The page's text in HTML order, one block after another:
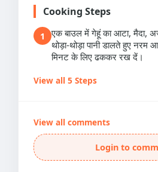
Cooking Steps
1
एक बाउल में गेहूं का आटा, मैदा,
थोड़ा-थोड़ा पानी डालते हुए
मिनट के लिए ढककर रख दें।
View all 5 Steps
View all comments
Login to